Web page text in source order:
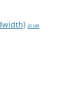
20 MB